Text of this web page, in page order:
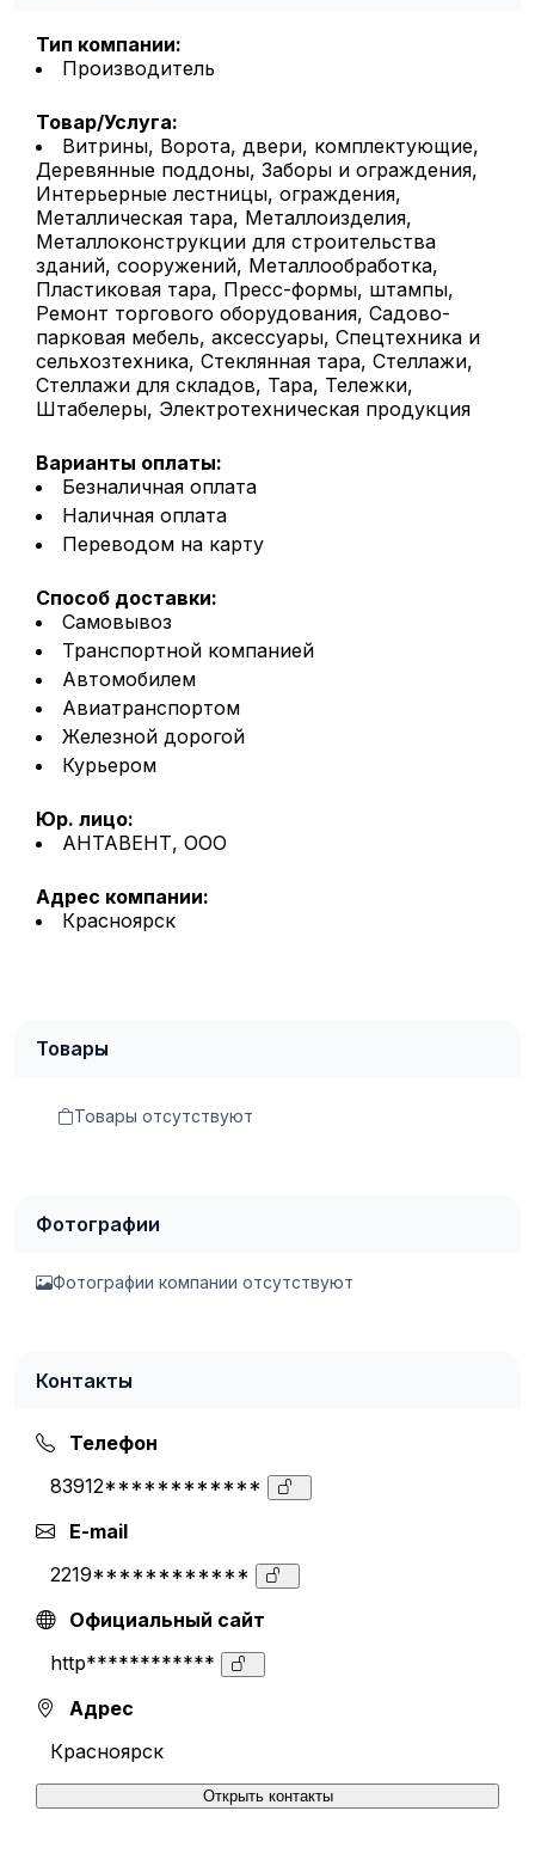
Тип компании:
Производитель
Товар/Услуга:
Витрины, Ворота, двери, комплектующие,
Деревянные поддоны, Заборы и ограждения,
Интерьерные лестницы, ограждения,
Металлическая тара, Металлоизделия,
Металлоконструкции для строительства
зданий, сооружений, Металлообработка,
Пластиковая тара, Пресс-формы, штампы,
Ремонт торгового оборудования, Садово-
парковая мебель, аксессуары, Спецтехника и
сельхозтехника, Стеклянная тара, Стеллажи,
Стеллажи для складов, Тара, Тележки,
Штабелеры, Электротехническая продукция
Варианты оплаты:
Безналичная оплата
Наличная оплата
Переводом на карту
Способ доставки:
Самовывоз
Транспортной компанией
Автомобилем
Авиатранспортом
Железной дорогой
Курьером
Юр. лицо:
АНТАВЕНТ, ООО
Адрес компании:
Красноярск
Товары
Товары отсутствуют
Фотографии
Фотографии компании отсутствуют
Контакты
Телефон
83912************
E-mail
2219************
Официальный сайт
http************
Адрес
Красноярск
Открыть контакты